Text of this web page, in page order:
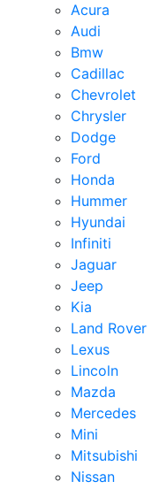
Acura
Audi
Bmw
Cadillac
Chevrolet
Chrysler
Dodge
Ford
Honda
Hummer
Hyundai
Infiniti
Jaguar
Jeep
Kia
Land Rover
Lexus
Lincoln
Mazda
Mercedes
Mini
Mitsubishi
Nissan